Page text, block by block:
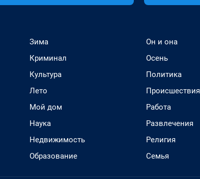
Зима
Криминал
Культура
Лето
Мой дом
Наука
Недвижимость
Образование
Он и она
Осень
Политика
Происшествия
Работа
Развлечения
Религия
Семья